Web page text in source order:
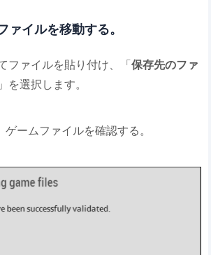
イルを移動する。
ファイルを貼り付け、「保存先のファ
」を選択します。
ームファイルを確認する。